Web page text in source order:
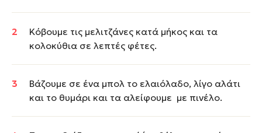
Κόβουμε τις μελιτζάνες κατά μήκος και τα
κολοκύθια σε λεπτές φέτες.
Βάζουμε σε ένα μπολ το ελαιόλαδο, λίγο αλάτι
και το θυμάρι και τα αλείφουμε με πινέλο.